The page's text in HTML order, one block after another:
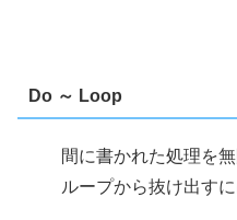
Do ～ Loop
間に書かれた処理を
ループから抜け出す